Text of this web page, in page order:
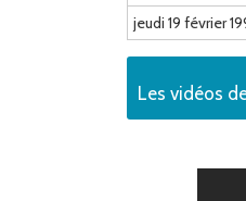
jeudi 19 février
Les vidéos